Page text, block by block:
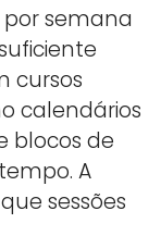
semana
cursos
calendários
blocos de
A
sessões